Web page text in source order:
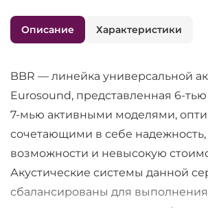
Описание Характеристики
BBR — линейка универсальной
Eurosound, представленная 6-
7-мью активными моделями,
сочетающими в себе надежность,
возможности и невысокую
Акустические системы данной
сбалансированы для